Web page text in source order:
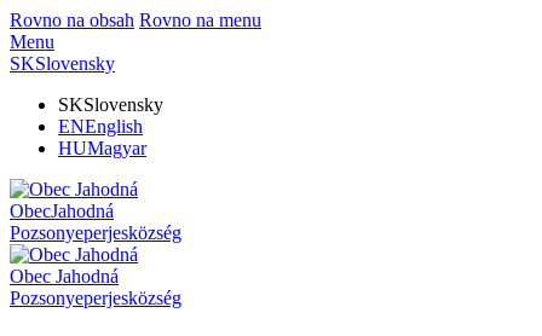
Rovno na obsah Rovno na menu
Menu
SKSlovensky
SKSlovensky
ENEnglish
HUMagyar
ObecJahodná
Pozsonyeperjesközség
Obec Jahodná
Pozsonyeperjesközség